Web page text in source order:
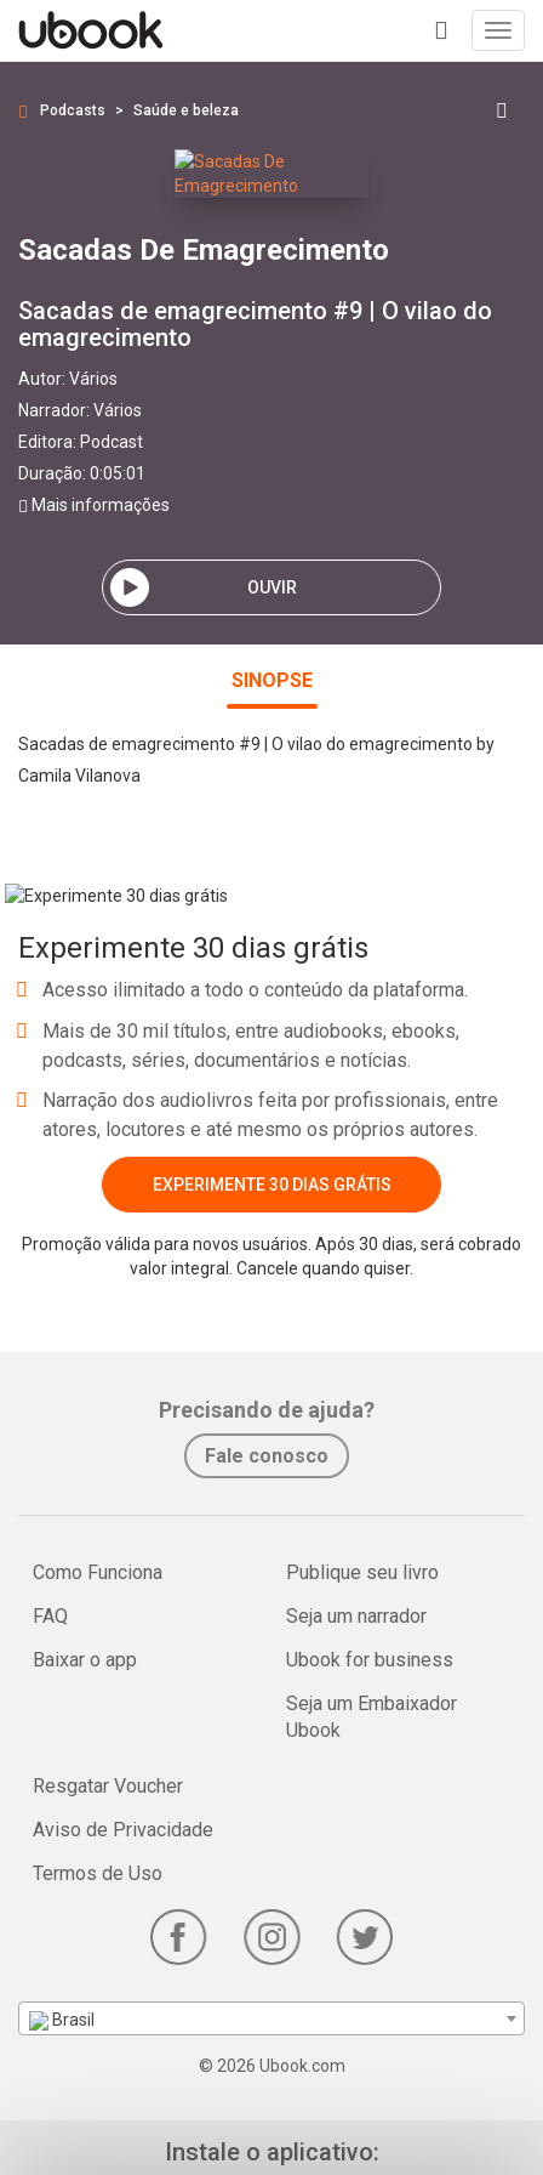
+
Podcasts Saúde e beleza
Sacadas De Emagrecimento
Sacadas de emagrecimento #9 | O vilao do
emagrecimento
Autor: Vários
Narrador: Vários
Editora: Podcast
Duração: 0:05:01
Mais informações
OUVIR
SINOPSE
Sacadas de emagrecimento #9 | O vilao do emagrecimento by
Camila Vilanova
Experimente 30 dias grátis
Acesso ilimitado a todo o conteúdo da plataforma.
Mais de 30 mil títulos, entre audiobooks, ebooks,
podcasts, séries, documentários e notícias.
Narração dos audiolivros feita por profissionais, entre
atores, locutores e até mesmo os próprios autores.
EXPERIMENTE 30 DIAS GRÁTIS
Promoção válida para novos usuários. Após 30 dias, será cobrado
valor integral. Cancele quando quiser.
Precisando de ajuda?
Fale conosco
Como Funciona
FAQ
Baixar o app
Publique seu livro
Seja um narrador
Ubook for business
Seja um Embaixador
Ubook
Resgatar Voucher
Aviso de Privacidade
Termos de Uso
Brasil
© 2026 Ubook.com
Instale o aplicativo: